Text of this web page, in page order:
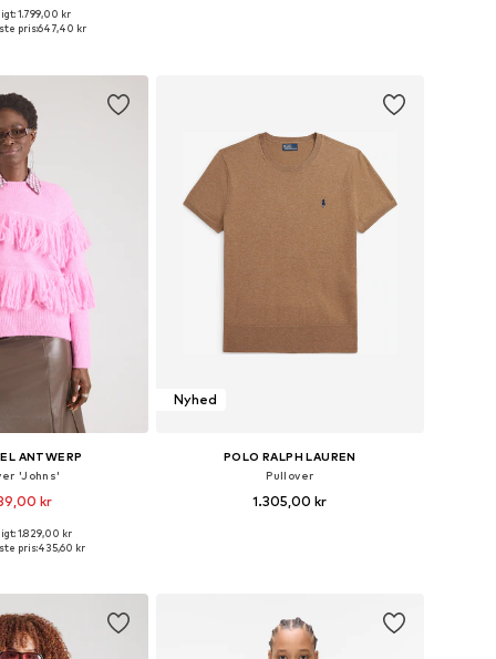
størrelser: L
1.799,00 kr
pris:647,40 kr
ANTWERP
'Johns'
kr
XS, S, L
1.829,00 kr
pris:435,60 kr
Nyhed
POLO RALPH LAUREN
Pullover
1.305,00 kr